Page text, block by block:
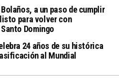
a un paso de cumplir
para volver con
Domingo
24 años de su histórica
al Mundial